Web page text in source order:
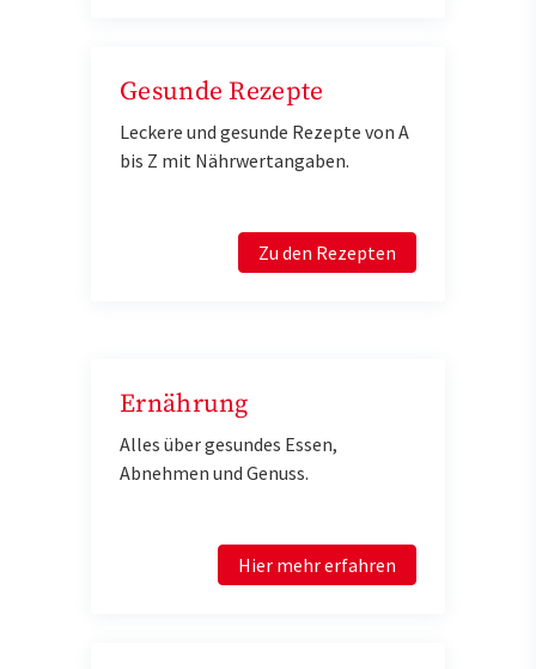
Gesunde Rezepte
Leckere und gesunde Rezepte von A
bis Z mit Nährwertangaben.
Zu den Rezepten
Ernährung
Alles über gesundes Essen,
Abnehmen und Genuss.
Hier mehr erfahren